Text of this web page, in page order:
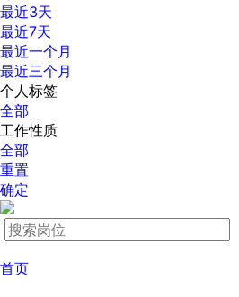
最近3天
最近7天
最近一个月
最近三个月
个人标签
全部
工作性质
全部
重置
确定
首页